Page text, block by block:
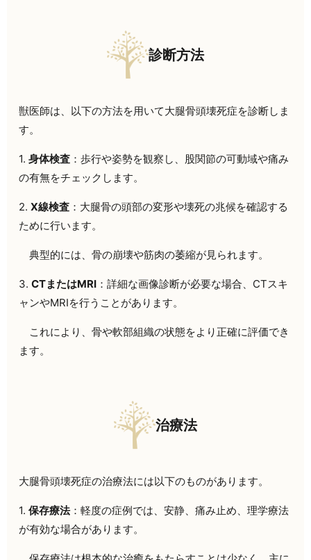
診断方法
獣医師は、以下の方法を用いて大腿骨頭壊死症を診断しま
す。
1.身体検査 ：歩行や姿勢を観察し、股関節の可動域や痛み
の有無をチェックします。
2.X線検査 ：大腿骨の頭部の変形や壊死の兆候を確認する
ために行います。
典型的には、骨の崩壊や筋肉の萎縮が見られます。
3.CTまたはMRI ：詳細な画像診断が必要な場合、CTスキ
ャンやMRIを行うことがあります。
これにより、骨や軟部組織の状態をより正確に評価でき
ます。
治療法
大腿骨頭壊死症の治療法には以下のものがあります。
1.保存療法：軽度の症例では、安静、痛み止め、理学療法
が有効な場合があります。